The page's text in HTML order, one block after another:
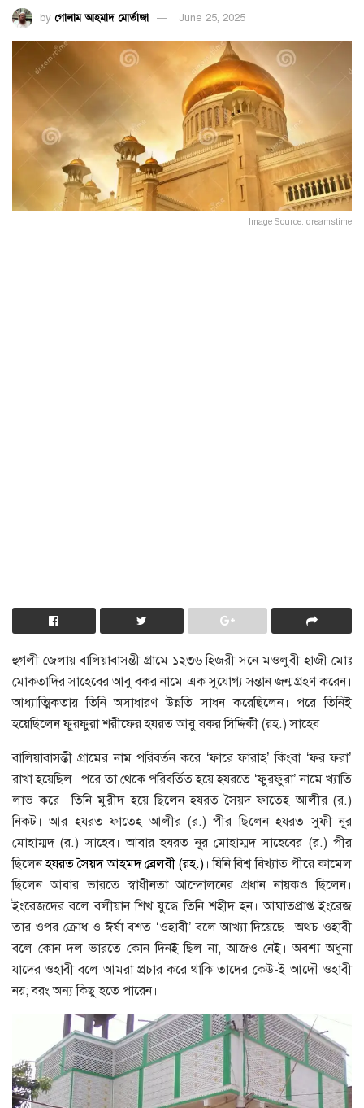
by গোলাম আহমাদ মোর্তাজা June 25, 2025
Image Source: dreamstime
হুগলী জেলায় বালিয়াবাসন্তী গ্রামে ১২৩৬ হিজরী সনে মওলুবী হাজী মােঃ
মােকতাদির সাহেবের আবু বকর নামে এক সুযােগ্য সন্তান জন্মগ্রহণ করেন।
আধ্যাত্মিকতায় তিনি অসাধারণ উন্নতি সাধন করেছিলেন। পরে তিনিই
হয়েছিলেন ফুরফুরা শরীফের হযরত আবু বকর সিদ্দিকী (রহ.) সাহেব।
বালিয়াবাসন্তী গ্রামের নাম পরিবর্তন করে ‘ফারে ফারাহ’ কিংবা ‘ফর ফরা’
রাখা হয়েছিল। পরে তা থেকে পরিবর্তিত হয়ে হযরতে ‘ফুরফুরা’ নামে খ্যাতি
লাভ করে। তিনি মুরীদ হয়ে ছিলেন হযরত সৈয়দ ফাতেহ আলীর (র.)
নিকট। আর হযরত ফাতেহ আলীর (র.) পীর ছিলেন হযরত সুফী নূর
মােহাম্মদ (র.) সাহেব। আবার হযরত নূর মােহাম্মদ সাহেবের (র.) পীর
ছিলেনহযরত সৈয়দ আহমদ ব্রেলবী (রহ.) । যিনি বিশ্ব বিখ্যাত পীরে কামেল
ছিলেন আবার ভারতে স্বাধীনতা আন্দোলনের প্রধান নায়কও ছিলেন।
ইংরেজদের বলে বলীয়ান শিখ যুদ্ধে তিনি শহীদ হন। আঘাতপ্রাপ্ত ইংরেজ
তার ওপর ক্রোধ ও ঈর্ষা বশত ‘ওহাবী’ বলে আখ্যা দিয়েছে। অথচ ওহাবী
বলে কোন দল ভারতে কোন দিনই ছিল না, আজও নেই। অবশ্য অধুনা
যাদের ওহাবী বলে আমরা প্রচার করে থাকি তাদের কেউ-ই আদৌ ওহাবী
নয়; বরং অন্য কিছু হতে পারেন।